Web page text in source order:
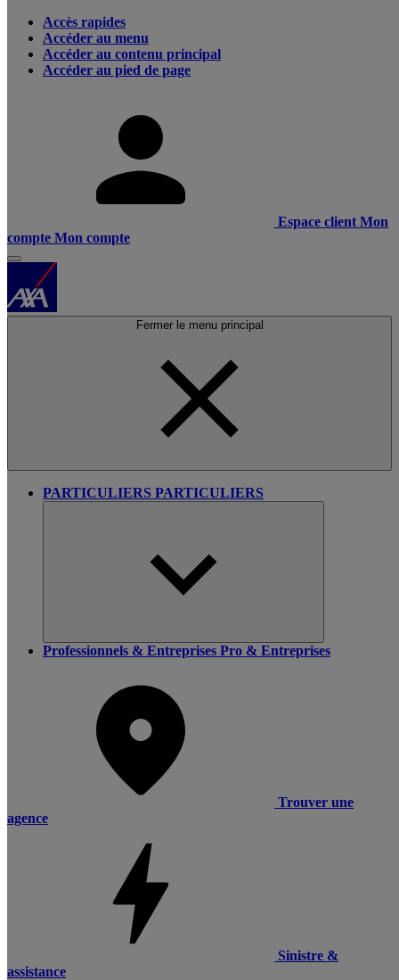
Accès rapides
Accéder au menu
Accéder au contenu principal
Accéder au pied de page
Espace client Mon
compte Mon compte
Fermer le menu principal
PARTICULIERS PARTICULIERS
Professionnels & Entreprises Pro & Entreprises
Trouver une
agence
Sinistre &
assistance